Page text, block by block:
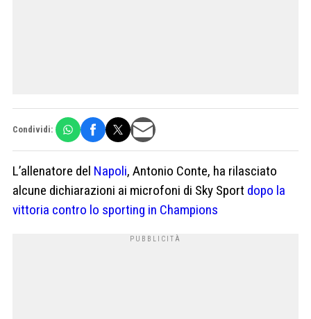
Condividi:
L’allenatore del Napoli, Antonio Conte, ha rilasciato
alcune dichiarazioni ai microfoni di Sky Sport dopo la
vittoria contro lo sporting in Champions